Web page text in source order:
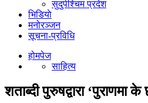
सुदुर्पश्चिम प्रदेश
भिडियाे
मनोरञ्जन
सूचना-प्रविधि
होमपेज
साहित्य
शताब्दी पुरुषद्वारा ‘पुराणमा